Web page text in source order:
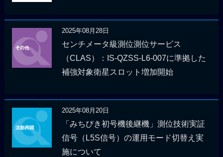
2025年08月28日
センチメータ級測位測位サービス
（CLAS）：IS-QZSS-L6-007に準拠した
補強対象衛星スロット増加開始
2025年08月20日
「みちびき初号機後継機」測位技術実証
信号（L5S信号）の運用モード切替え実
施について